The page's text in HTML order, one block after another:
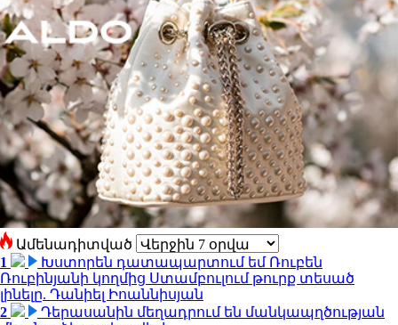
Ամենադիտված
1
Խստորեն դատապարտում եմ Ռուբեն
Ռուբինյանի կողմից Ստամբուլում թուրք տեսած
լինելը. Դանիել Իոաննիսյան
2
Դերասանին մեղադրում են մանկապղծության